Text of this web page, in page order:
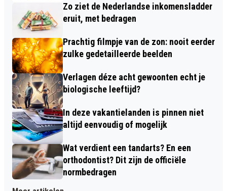
Zo ziet de Nederlandse inkomensladder
eruit, met bedragen
Prachtig filmpje van de zon: nooit eerder
zulke gedetailleerde beelden
Verlagen déze acht gewoonten echt je
biologische leeftijd?
In deze vakantielanden is pinnen niet
altijd eenvoudig of mogelijk
Wat verdient een tandarts? En een
orthodontist? Dit zijn de officiële
normbedragen